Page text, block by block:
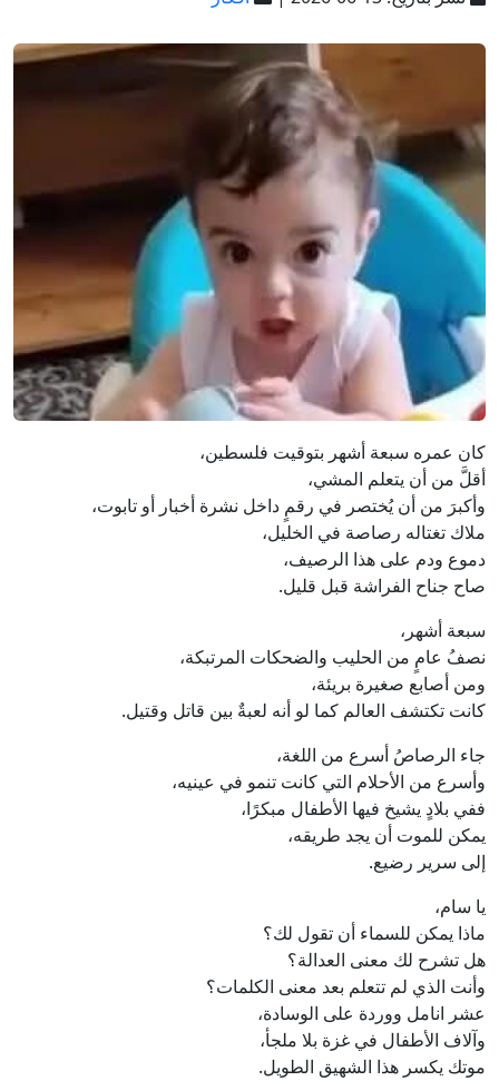
كان عمره سبعة أشهر بتوقيت فلسطين،
أقلَّ من أن يتعلم المشي،
وأكبرَ من أن يُختصر في رقمٍ داخل نشرة أخبار أو تابوت،
ملاك تغتاله رصاصة في الخليل،
دموع ودم على هذا الرصيف،
صاح جناح الفراشة قبل قليل.
سبعة أشهر،
نصفُ عامٍ من الحليب والضحكات المرتبكة،
ومن أصابع صغيرة بريئة،
كانت تكتشف العالم كما لو أنه لعبةٌ بين قاتل وقتيل.
جاء الرصاصُ أسرع من اللغة،
وأسرع من الأحلام التي كانت تنمو في عينيه،
ففي بلادٍ يشيخ فيها الأطفال مبكرًا،
يمكن للموت أن يجد طريقه،
إلى سرير رضيع.
يا سام،
ماذا يمكن للسماء أن تقول لك؟
هل تشرح لك معنى العدالة؟
وأنت الذي لم تتعلم بعد معنى الكلمات؟
عشر انامل ووردة على الوسادة،
وآلاف الأطفال في غزة بلا ملجأ،
موتك يكسر هذا الشهيق الطويل.